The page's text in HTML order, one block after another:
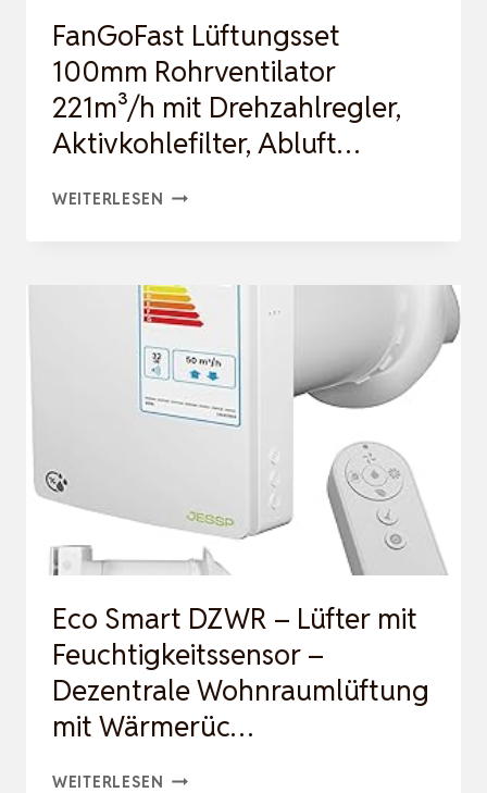
FanGoFast Lüftungsset
100mm Rohrventilator
221m³/h mit Drehzahlregler,
Aktivkohlefilter, Abluft…
WEITERLESEN FANGOFAST
ROHRVENTILATOR
221M³/H
MIT
DREHZAHLREGLER,
AKTIVKOHLEFILTER,
Eco Smart DZWR – Lüfter mit
Feuchtigkeitssensor –
Dezentrale Wohnraumlüftung
mit Wärmerüc…
WEITERLESEN ECO